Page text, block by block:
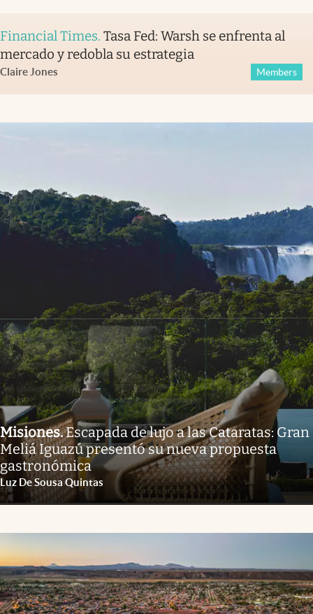
Financial Times. Tasa Fed: Warsh se enfrenta al
mercado y redobla su estrategia
Claire Jones Members
Misiones.Escapada de lujo a las Cataratas: Gran
Meliá Iguazú presentó su nueva propuesta
gastronómica
Luz De Sousa Quintas